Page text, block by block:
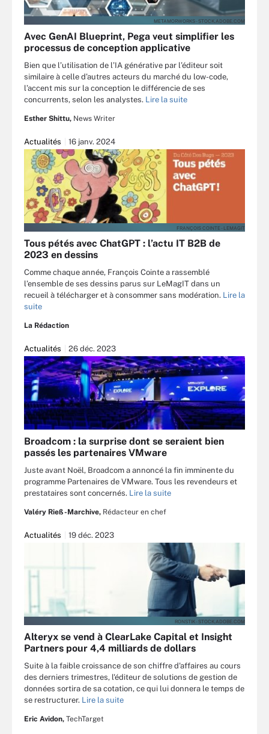
METAMORWORKS - STOCK.ADOBE.COM
Avec GenAI Blueprint, Pega veut simplifier les
processus de conception applicative
Bien que l’utilisation de l’IA générative par l’éditeur soit
similaire à celle d’autres acteurs du marché du low-code,
l’accent mis sur la conception le différencie de ses
concurrents, selon les analystes. Lire la suite
Esther Shittu, News Writer
Actualités 16 janv. 2024
FRANÇOIS COINTE - LEMAGIT
Tous pétés avec ChatGPT : l’actu IT B2B de
2023 en dessins
Comme chaque année, François Cointe a rassemblé
l’ensemble de ses dessins parus sur LeMagIT dans un
recueil à télécharger et à consommer sans modération. Lire la
suite
La Rédaction
Actualités 26 déc. 2023
Broadcom : la surprise dont se seraient bien
passés les partenaires VMware
Juste avant Noël, Broadcom a annoncé la fin imminente du
programme Partenaires de VMware. Tous les revendeurs et
prestataires sont concernés. Lire la suite
Valéry Rieß-Marchive, Rédacteur en chef
Actualités 19 déc. 2023
RONSTIK - STOCK.ADOBE.COM
Alteryx se vend à ClearLake Capital et Insight
Partners pour 4,4 milliards de dollars
Suite à la faible croissance de son chiffre d'affaires au cours
des derniers trimestres, l'éditeur de solutions de gestion de
données sortira de sa cotation, ce qui lui donnera le temps de
se restructurer. Lire la suite
Eric Avidon, TechTarget